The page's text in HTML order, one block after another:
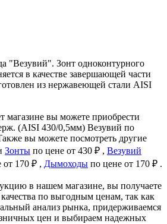
"Везувий". Зонт одноконтурного
в качестве завершающей части
из нержавеющей стали AISI
магазине вы можете приобрести
(AISI 430/0,5мм) Везувий по
вы можете посмотреть другие
Зонты по цене от 430 ₽ , Везувий
от 170 ₽ , Дымоходы по цене от 170 ₽ .
в нашем магазине, вы получаете
по выгодным ценам, так как
анализ рынка, придерживаемся
цен и выбираем надежных